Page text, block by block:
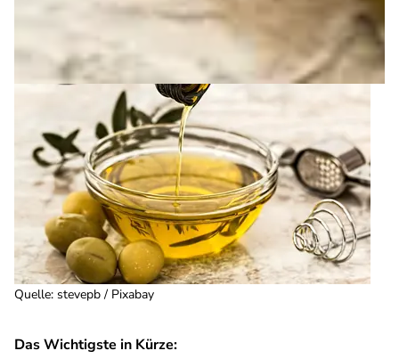
Quelle: stevepb / Pixabay
Das Wichtigste in Kürze: